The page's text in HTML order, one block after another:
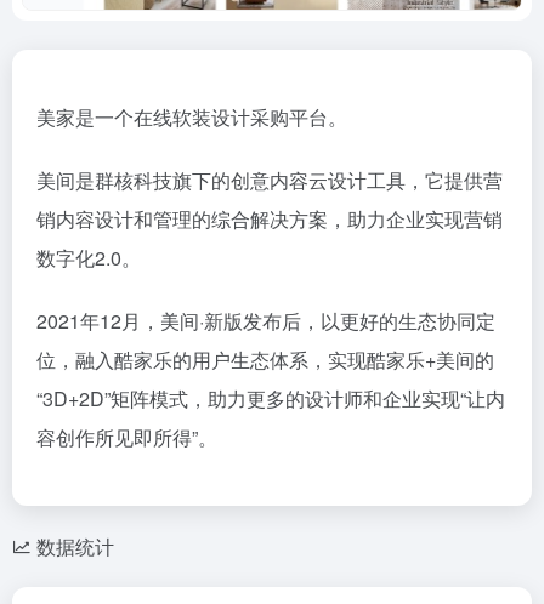
美家是一个在线软装设计采购平台。
美间是群核科技旗下的创意内容云设计工具，它提供营
销内容设计和管理的综合解决方案，助力企业实现营销
数字化2.0。
2021年12月，美间·新版发布后，以更好的生态协同定
位，融入酷家乐的用户生态体系，实现酷家乐+美间的
“3D+2D”矩阵模式，助力更多的设计师和企业实现“让内
容创作所见即所得”。
数据统计